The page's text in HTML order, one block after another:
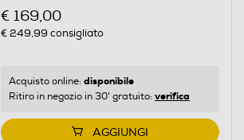
€ 169,00
€ 249,99 consigliato
Acquisto online: disponibile
Ritiro in negozio in 30' gratuito: verifica
AGGIUNGI